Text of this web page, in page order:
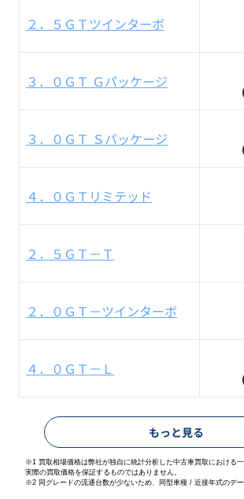
２．５ＧＴツインターボ
３．０ＧＴ Ｇパッケージ
３．０ＧＴ Ｓパッケージ
４．０ＧＴリミテッド
２．５ＧＴ－Ｔ
２．０ＧＴ－ツインターボ
４．０ＧＴ－Ｌ
もっと見る
※1 買取相場価格は弊社が独自に統計分析した中古車買取における一
実際の買取価格を保証するものではありません。
※2 同グレードの流通台数が少ないため、同型車種 / 近接年式のデー